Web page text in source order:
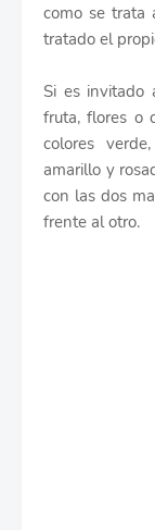
como se trata
tratado el
Si es invitado
fruta, flores o
colores
amarillo y
con las dos
frente al otro.